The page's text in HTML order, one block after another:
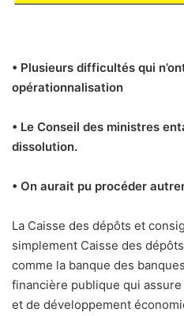
• Plusieurs difficultés qui
opérationnalisation
• Le Conseil des ministres
dissolution.
• On aurait pu procéder
La Caisse des dépôts et
simplement Caisse des
comme la banque des
financière publique qui
et de développement